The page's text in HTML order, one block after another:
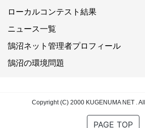
ローカルコンテスト結果
ニュース一覧
鵠沼ネット管理者プロフィール
鵠沼の環境問題
Copyright (C) 2000 KUGENUMA NET .
PAGE TOP